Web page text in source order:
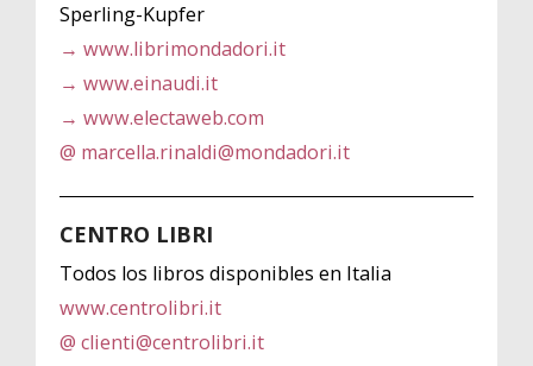
Sperling-Kupfer
→ www.librimondadori.it
→ www.einaudi.it
→ www.electaweb.com
@ marcella.rinaldi@mondadori.it
CENTRO LIBRI
Todos los libros disponibles en Italia
www.centrolibri.it
@ clienti@centrolibri.it